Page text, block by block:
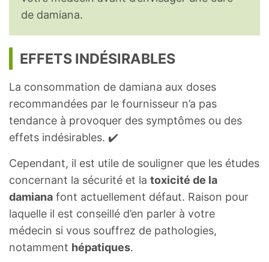
de damiana.
EFFETS INDÉSIRABLES
La consommation de damiana aux doses
recommandées par le fournisseur n’a pas
tendance à provoquer des symptômes ou des
effets indésirables. ✔️
Cependant, il est utile de souligner que les études
concernant la sécurité et la toxicité de la
damiana font actuellement défaut. Raison pour
laquelle il est conseillé d’en parler à votre
médecin si vous souffrez de pathologies,
notamment hépatiques.